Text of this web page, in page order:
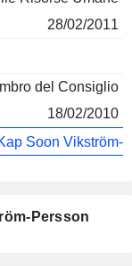
28/02/2011
del Consiglio
18/02/2010
Soon Vikström-
Persson